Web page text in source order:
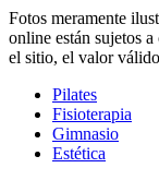
Fotos meramente
online están sujetos
el sitio, el valor
Pilates
Fisioterapia
Gimnasio
Estética